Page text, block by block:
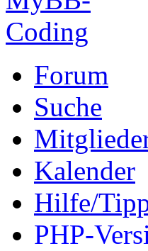
Forum
Suche
Kalender
Hilfe/
PHP-